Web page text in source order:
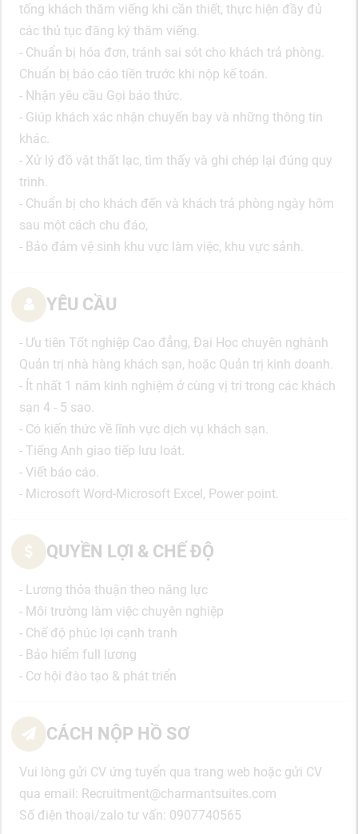
tống khách thăm viếng khi cần thiết, thực hiện đầy đủ
các thủ tục đăng ký thăm viếng.
- Chuẩn bị hóa đơn, tránh sai sót cho khách trả phòng.
Chuẩn bị báo cáo tiền trước khi nộp kế toán.
- Nhận yêu cầu Gọi báo thức.
- Giúp khách xác nhận chuyến bay và những thông tin
khác.
- Xử lý đồ vật thất lạc, tìm thấy và ghi chép lại đúng quy
trình.
- Chuẩn bị cho khách đến và khách trả phòng ngày hôm
sau một cách chu đáo,
- Bảo đảm vệ sinh khu vực làm việc, khu vực sảnh.
YÊU CẦU
- Ưu tiên Tốt nghiệp Cao đẳng, Đại Học chuyên nghành
Quản trị nhà hàng khách sạn, hoặc Quản trị kinh doanh.
- Ít nhất 1 năm kinh nghiệm ở cùng vị trí trong các khách
sạn 4 - 5 sao.
- Có kiến thức về lĩnh vực dịch vụ khách sạn.
- Tiếng Anh giao tiếp lưu loát.
- Viết báo cáo.
- Microsoft Word-Microsoft Excel, Power point.
QUYỀN LỢI & CHẾ ĐỘ
- Lương thỏa thuận theo năng lực
- Môi trường làm việc chuyên nghiệp
- Chế độ phúc lợi cạnh tranh
- Bảo hiểm full lương
- Cơ hội đào tạo & phát triển
CÁCH NỘP HỒ SƠ
Vui lòng gửi CV ứng tuyển qua trang web hoặc gửi CV
qua email: Recruitment@charmantsuites.com
Số điện thoại/zalo tư vấn: 0907740565